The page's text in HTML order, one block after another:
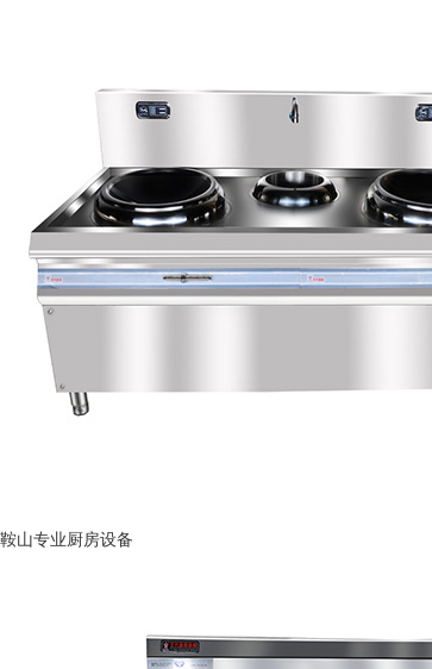
鞍山专业厨房设备